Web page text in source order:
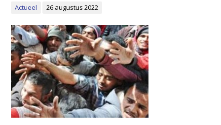
Actueel 26 augustus 2022